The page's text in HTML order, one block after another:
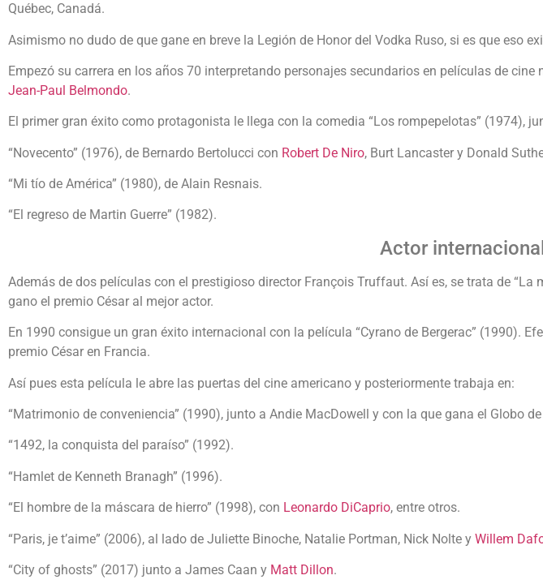
Québec, Canadá.
Asimismo no dudo de que gane en breve la Legión de Honor del Vodka Ruso, si es que eso
Empezó su carrera en los años 70 interpretando personajes secundarios en películas de
Jean-Paul Belmondo.
El primer gran éxito como protagonista le llega con la comedia “Los rompepelotas” (1974),
“Novecento” (1976), de Bernardo Bertolucci con Robert De Niro, Burt Lancaster y Donald
“Mi tío de América” (1980), de Alain Resnais.
“El regreso de Martin Guerre” (1982).
Actor internacional
Además de dos películas con el prestigioso director François Truffaut. Así es, se trata de “La
gano el premio César al mejor actor.
En 1990 consigue un gran éxito internacional con la película “Cyrano de Bergerac” (1990).
premio César en Francia.
Así pues esta película le abre las puertas del cine americano y posteriormente trabaja en:
“Matrimonio de conveniencia” (1990), junto a Andie MacDowell y con la que gana el Globo de
“1492, la conquista del paraíso” (1992).
“Hamlet de Kenneth Branagh” (1996).
“El hombre de la máscara de hierro” (1998), con Leonardo DiCaprio, entre otros.
“Paris, je t’aime” (2006), al lado de Juliette Binoche, Natalie Portman, Nick Nolte y Willem
“City of ghosts” (2017) junto a James Caan y Matt Dillon.